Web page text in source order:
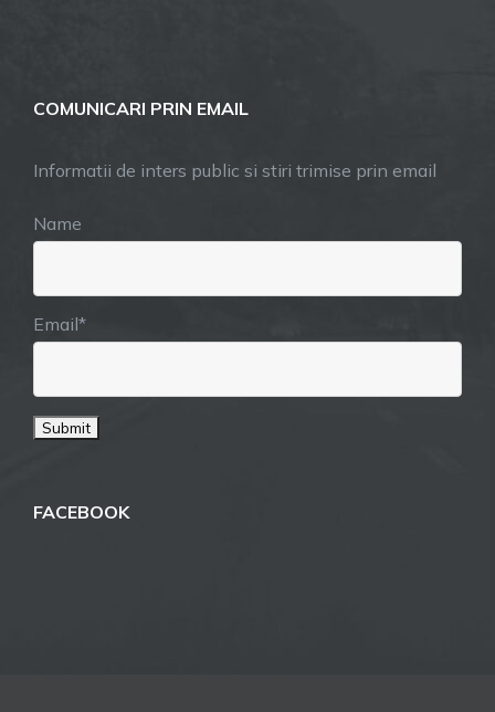
COMUNICARI PRIN EMAIL
Informatii de inters public si stiri trimise prin email
Name
Email*
FACEBOOK